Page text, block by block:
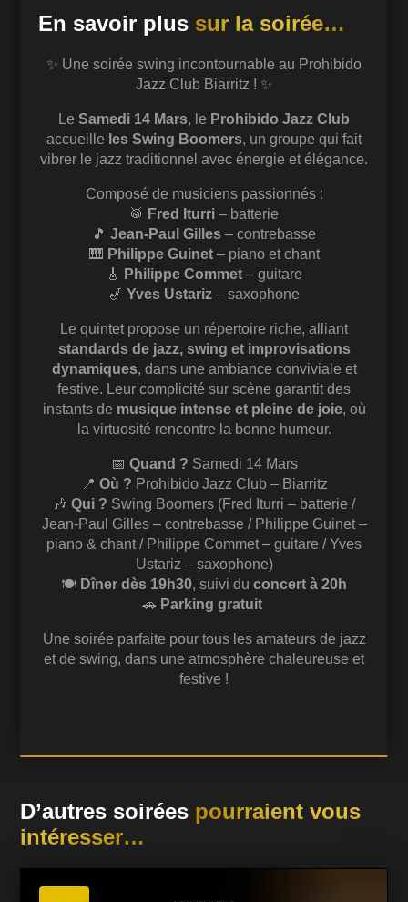
En savoir plus sur la soirée…
✨ Une soirée swing incontournable au Prohibido
Jazz Club Biarritz ! ✨
Le Samedi 14 Mars, le Prohibido Jazz Club
accueille les Swing Boomers, un groupe qui fait
vibrer le jazz traditionnel avec énergie et élégance.
Composé de musiciens passionnés :
🥁 Fred Iturri – batterie
🎵 Jean-Paul Gilles – contrebasse
🎹 Philippe Guinet– piano et chant
🎸
Philippe Commet – guitare
🎷 Yves Ustariz – saxophone
Le quintet propose un répertoire riche, alliant
standards de jazz, swing et improvisations
dynamiques, dans une ambiance conviviale et
festive. Leur complicité sur scène garantit des
instants de musique intense et pleine de joie, où
la virtuosité rencontre la bonne humeur.
📅 Quand ? Samedi 14 Mars
📍 Où ? Prohibido Jazz Club – Biarritz
🎶 Qui ? Swing Boomers (Fred Iturri – batterie /
Jean-Paul Gilles – contrebasse / Philippe Guinet –
piano & chant / Philippe Commet – guitare / Yves
Ustariz – saxophone)
🍽 Dîner dès 19h30, suivi du concert à 20h
🚗 Parking gratuit
Une soirée parfaite pour tous les amateurs de jazz
et de swing, dans une atmosphère chaleureuse et
festive !
D’autres soirées pourraient vous
intéresser…